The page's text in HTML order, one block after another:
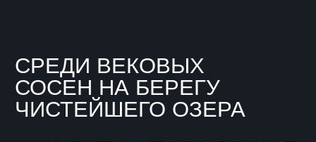
СРЕДИ ВЕКОВЫХ
СОСЕН НА БЕРЕГУ
ЧИСТЕЙШЕГО ОЗЕРА